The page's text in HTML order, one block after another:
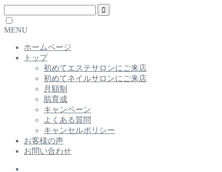
MENU
ホームページ
トップ
初めてエステサロンにご来店
初めてネイルサロンにご来店
月額制
肌育成
キャンペーン
よくある質問
キャンセルポリシー
お客様の声
お問い合わせ